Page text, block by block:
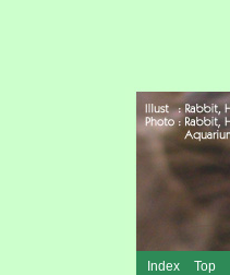
Index Top